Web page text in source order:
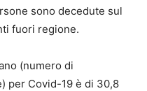
sono decedute sul
fuori regione.
(numero di
per Covid-19 è di 30,8